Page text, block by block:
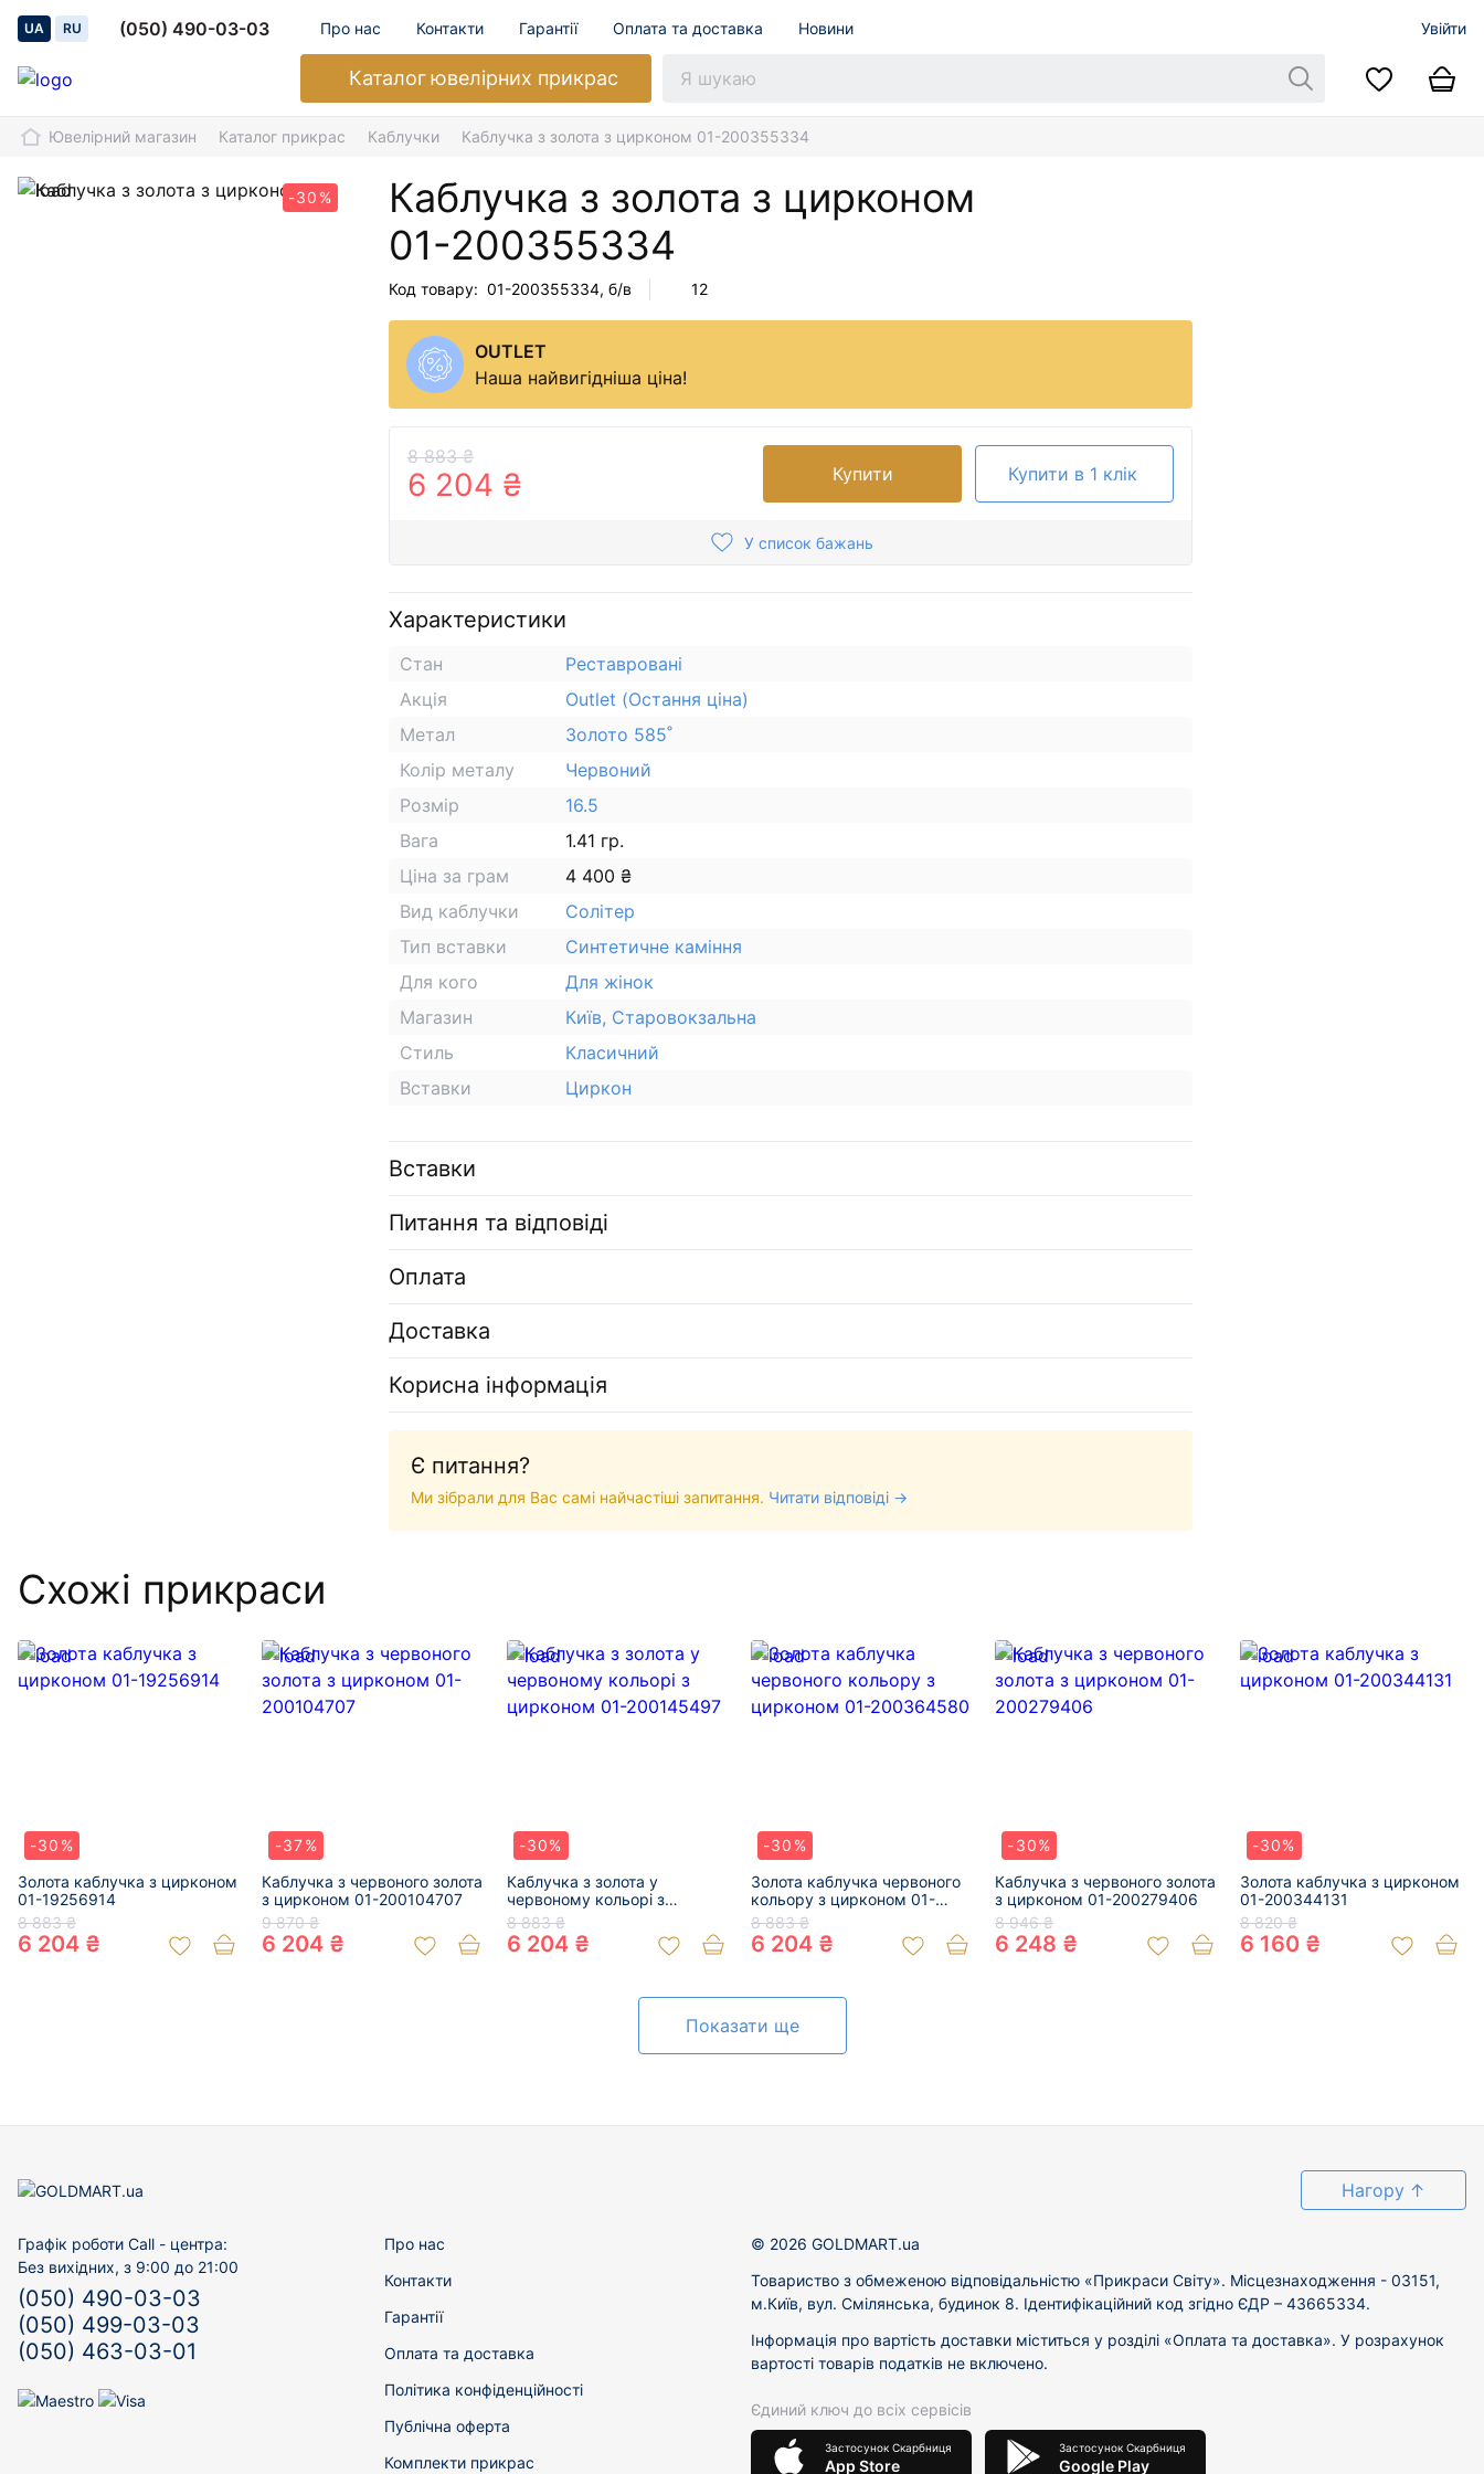
UA RU (050) 490-03-03 Про нас Контакти Гарантії Оплата та доставка Новини Увійти
Каталогювелірних прикрас
Ювелірний магазин Каталог прикрас Каблучки Каблучка з золота з цирконом 01-200355334
-30%
Каблучка з золота з цирконом
01-200355334
Код товару: 01-200355334, б/в 12
OUTLET
Наша найвигідніша ціна!
8 883 ₴
6 204 ₴ Купити Купити в 1 клік
У список бажань
Характеристики
Стан
Реставровані
Акція
Outlet (Остання ціна)
Метал
Золото 585˚
Колір металу
Червоний
Розмір
16.5
Вага
1.41 гр.
Ціна за грам
4 400 ₴
Вид каблучки
Солітер
Тип вставки
Синтетичне каміння
Для кого
Для жінок
Магазин
Київ, Старовокзальна
Стиль
Класичний
Вставки
Циркон
Вставки
Питання та відповіді
Оплата
Доставка
Корисна інформація
Є питання?
Ми зібрали для Вас самі найчастіші запитання. Читати відповіді →
Схожі прикраси
-30%
Золота каблучка з цирконом
01-19256914
8 883 ₴
6 204 ₴
-37%
Каблучка з червоного золота
з цирконом 01-200104707
9 870 ₴
6 204 ₴
-30%
Каблучка з золота у
червоному кольорі з
цирконом 01-200145497
8 883 ₴
6 204 ₴
-30%
Золота каблучка червоного
кольору з цирконом 01-
200364580
8 883 ₴
6 204 ₴
-30%
Каблучка з червоного золота
з цирконом 01-200279406
8 946 ₴
6 248 ₴
-30%
Золота каблучка з цирконом
01-200344131
8 820 ₴
6 160 ₴
Показати ще
Нагору ↑
Графік роботи Call - центра:
Без вихідних, з 9:00 до 21:00
(050) 490-03-03
(050) 499-03-03
(050) 463-03-01
Про нас
Контакти
Гарантії
Оплата та доставка
Політика конфіденційності
Публічна оферта
Комплекти прикрас
© 2026 GOLDMART.ua
Товариство з обмеженою відповідальністю «Прикраси Світу». Місцезнаходження - 03151,
м.Київ, вул. Смілянська, будинок 8. Ідентифікаційний код згідно ЄДР – 43665334.
Інформація про вартість доставки міститься у розділі «Оплата та доставка». У розрахунок
вартості товарів податків не включено.
Єдиний ключ до всіх сервісів
Застосунок Скарбниця
App Store
Застосунок Скарбниця
Google Play